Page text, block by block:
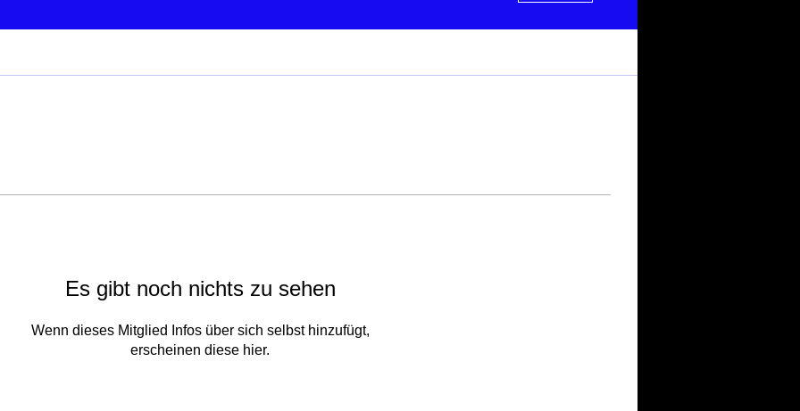
Es gibt noch nichts zu sehen
Wenn dieses Mitglied Infos über sich selbst hinzufügt,
erscheinen diese hier.